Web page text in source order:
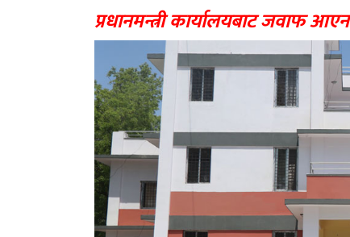
प्रधानमन्त्री कार्यालयबाट जवाफ आएन